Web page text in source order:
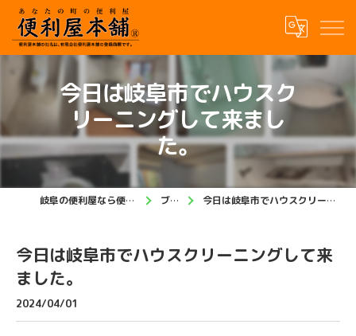
今日は岐阜市でハウスク
リーニングして来まし
た。
岐阜の便利屋なら便利屋本舗 岐阜店 ブログ 今日は岐阜市でハウスクリーニングして来ました。
今日は岐阜市でハウスクリーニングして来
ました。
2024/04/01